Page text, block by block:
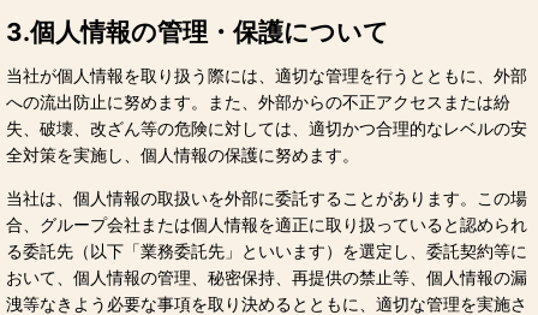
3.個人情報の管理・保護について
当社が個人情報を取り扱う際には、適切な管理を行うとともに、外部
への流出防止に努めます。また、外部からの不正アクセスまたは紛
失、破壊、改ざん等の危険に対しては、適切かつ合理的なレベルの安
全対策を実施し、個人情報の保護に努めます。
当社は、個人情報の取扱いを外部に委託することがあります。この場
合、グループ会社または個人情報を適正に取り扱っていると認められ
る委託先（以下「業務委託先」といいます）を選定し、委託契約等に
おいて、個人情報の管理、秘密保持、再提供の禁止等、個人情報の漏
洩等なきよう必要な事項を取り決めるとともに、適切な管理を実施さ